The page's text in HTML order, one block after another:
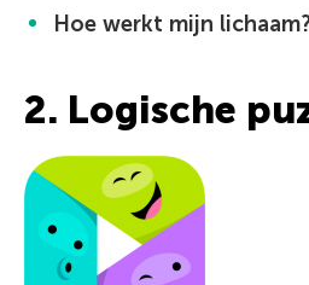
Hoe werkt mijn
2. Logische